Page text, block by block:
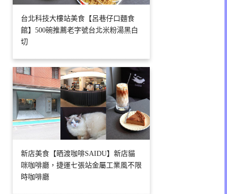
台北科技大樓站美食【呂巷仔口麵食
館】500碗推薦老字號台北米粉湯黑白
切
新店美食【晒渡咖啡SAIDU】新店貓
咪咖啡廳，捷運七張站金屬工業風不限
時咖啡廳